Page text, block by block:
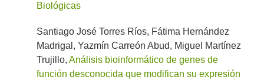
Biológicas
Santiago José Torres Ríos, Fátima Hernández
Madrigal, Yazmín Carreón Abud, Miguel Martínez
Trujillo, Análisis bioinformático de genes de
función desconocida que modifican su expresión